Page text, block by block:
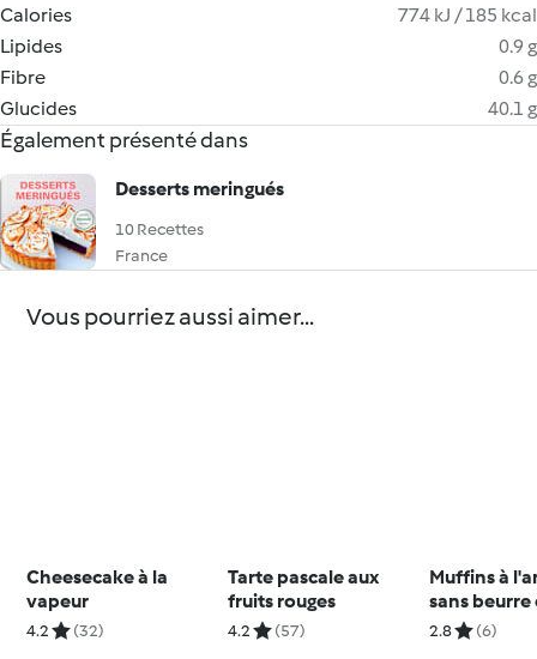
Calories
774 kJ / 185 kcal
Lipides
0.9 g
Fibre
0.6 g
Glucides
40.1 g
Également présenté dans
Desserts meringués
10 Recettes
France
Vous pourriez aussi aimer...
Cheesecake à la
vapeur
4.2 (32)
Tarte pascale aux
fruits rouges
4.2 (57)
Muffins à
sans beurre
lait
2.8 (6)